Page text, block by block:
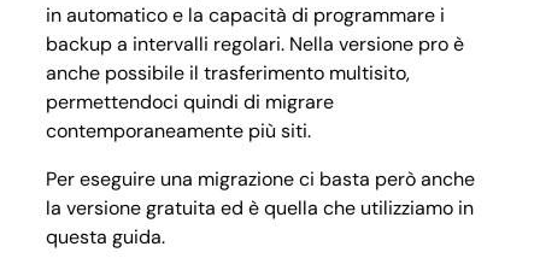
in automatico e la capacità di programmare i
backup a intervalli regolari. Nella versione pro è
anche possibile il trasferimento multisito,
permettendoci quindi di migrare
contemporaneamente più siti.
Per eseguire una migrazione ci basta però anche
la versione gratuita ed è quella che utilizziamo in
questa guida.